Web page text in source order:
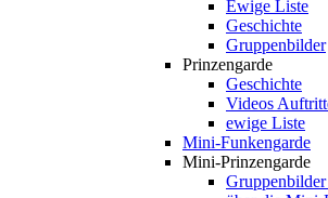
Ewige Liste
Geschichte
Gruppenbilder
Prinzengarde
Geschichte
Videos
ewige Liste
Mini-Funkengarde
Mini-Prinzengarde